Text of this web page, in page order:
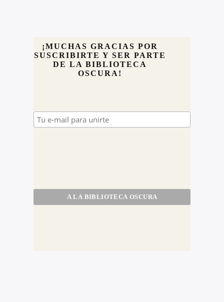
¡MUCHAS GRACIAS POR
SUSCRIBIRTE Y SER PARTE
DE LA BIBLIOTECA
OSCURA!